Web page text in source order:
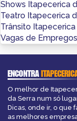
Shows Itapecerica
Teatro Itapecerica
Trânsito Itapecerica
Vagas de
ENCONTRA
O melhor de
da Serra num só
Dicas, onde ir, o que
as melhores